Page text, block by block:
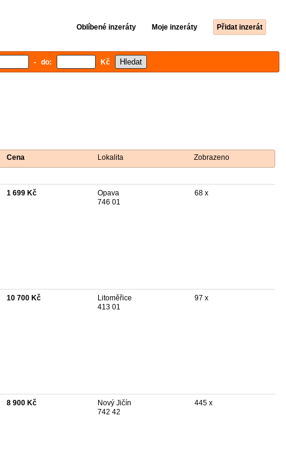
Oblíbené inzeráty Moje inzeráty Přidat inzerát
- do: Kč
Cena Lokalita Zobrazeno
1 699 Kč
Opava
746 01
68 x
10 700 Kč
Litoměřice
413 01
97 x
8 900 Kč
Nový Jičín
742 42
445 x